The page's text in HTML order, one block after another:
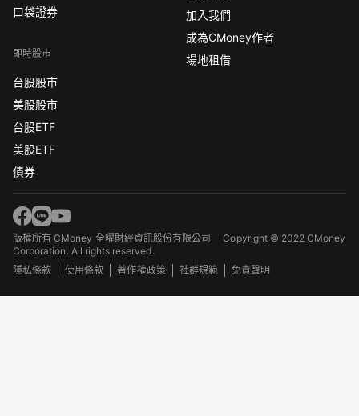
口袋證券
即時股市
台股股市
美股股市
台股ETF
美股ETF
債券
加入我們
成為CMoney作者
場地租借
版權所有 CMoney 全曜財經資訊股份有限公司Copyright © 2022 CMoney
Corporation. All rights reserved.
隱私條款
使用條款 著作權政策 社群規範 免責聲明